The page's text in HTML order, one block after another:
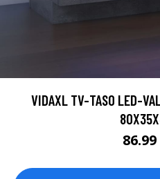
VIDAXL TV-TASO LED-